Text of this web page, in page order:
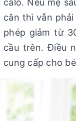
calo. Nếu mẹ
cân thì vẫn
phép giảm từ
cầu trên. Điều
cung cấp cho